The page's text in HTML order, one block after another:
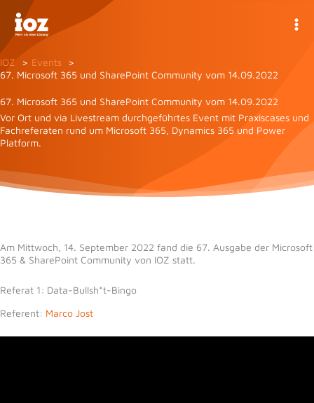
Inhalt
springen
IOZ
Events
67. Microsoft 365 und SharePoint Community vom 14.09.2022
67. Microsoft 365 und SharePoint Community vom 14.09.2022
Vor Ort und via Livestream durchgeführtes Event mit Praxiscases und
Fachreferaten rund um Microsoft 365, Dynamics 365 und Power
Platform.
Am Mittwoch, 14. September 2022 fand die 67. Ausgabe der Microsoft
365 & SharePoint Community von IOZ statt.
Referat 1: Data-Bullsh*t-Bingo
Referent: Marco Jost